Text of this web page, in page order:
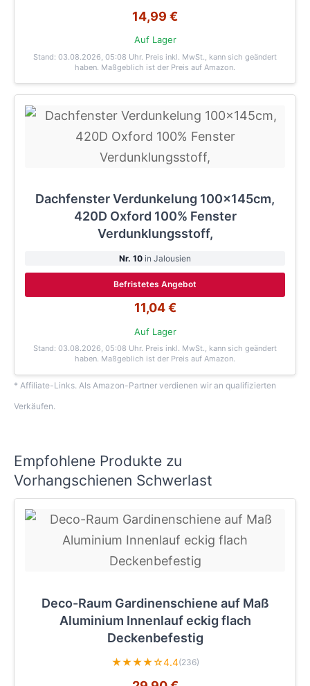
14,99 €
Auf Lager
Stand: 03.08.2026, 05:08 Uhr. Preis inkl. MwSt., kann sich geändert
haben. Maßgeblich ist der Preis auf Amazon.
Dachfenster Verdunkelung 100x145cm,
420D Oxford 100% Fenster
Verdunklungsstoff,
Nr. 10 in Jalousien
Befristetes Angebot
11,04 €
Auf Lager
Stand: 03.08.2026, 05:08 Uhr. Preis inkl. MwSt., kann sich geändert
haben. Maßgeblich ist der Preis auf Amazon.
* Affiliate-Links. Als Amazon-Partner verdienen wir an qualifizierten
Verkäufen.
Empfohlene Produkte zu
Vorhangschienen Schwerlast
Deco-Raum Gardinenschiene auf Maß
Aluminium Innenlauf eckig flach
Deckenbefestig
★★★★☆4.4(236)